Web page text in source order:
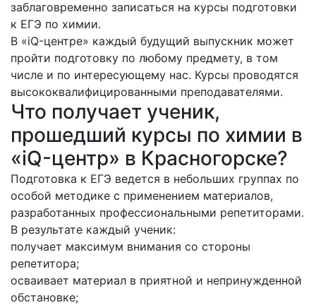
заблаговременно записаться на курсы подготовки
к ЕГЭ по химии.
В «iQ-центре» каждый будущий выпускник может
пройти подготовку по любому предмету, в том
числе и по интересующему нас. Курсы проводятся
высококвалифицированными преподавателями.
Что получает ученик,
прошедший курсы по химии в
«iQ-центр» в Красногорске?
Подготовка к ЕГЭ ведется в небольших группах по
особой методике с применением материалов,
разработанных профессиональными репетиторами.
В результате каждый ученик:
получает максимум внимания со стороны
репетитора;
осваивает материал в приятной и непринужденной
обстановке;